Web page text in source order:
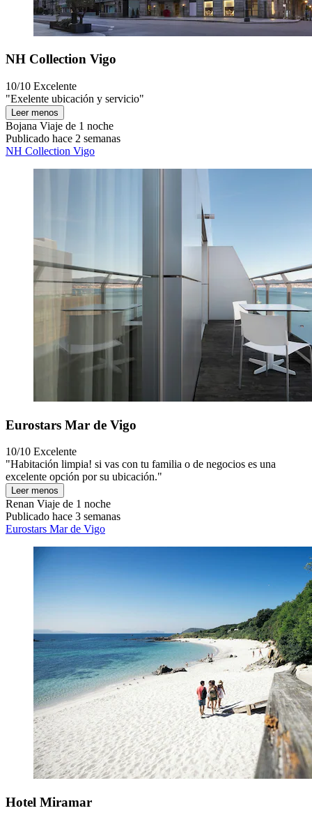
NH Collection Vigo
10/10 Excelente
"Exelente ubicación y servicio"
Leer menos
Bojana Viaje de 1 noche
Publicado hace 2 semanas
NH Collection Vigo
Eurostars Mar de Vigo
10/10 Excelente
"Habitación limpia! si vas con tu familia o de negocios es una
excelente opción por su ubicación."
Leer menos
Renan Viaje de 1 noche
Publicado hace 3 semanas
Eurostars Mar de Vigo
Hotel Miramar